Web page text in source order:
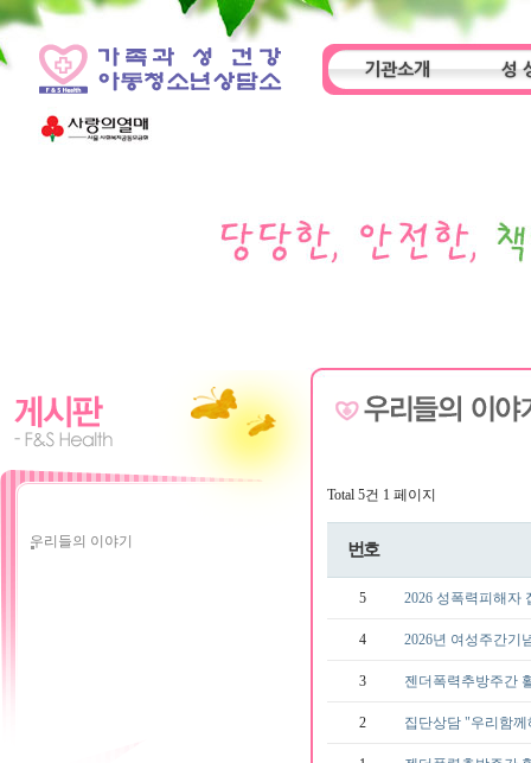
기관소개 성
우리들의 이야기
Total 5건 1 페이지
번호
5 2026 성폭력피해자
4 2026년 여성주간기
3 젠더폭력추방주간
2 집단상담 "우리함